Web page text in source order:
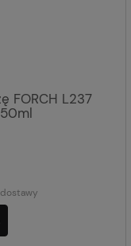
FORCH L237
dostawy